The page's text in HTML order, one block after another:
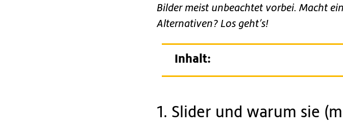
Bilder meist unbeachtet vorbei. Macht
Alternativen? Los geht’s!
Inhalt:
1. Slider und warum sie